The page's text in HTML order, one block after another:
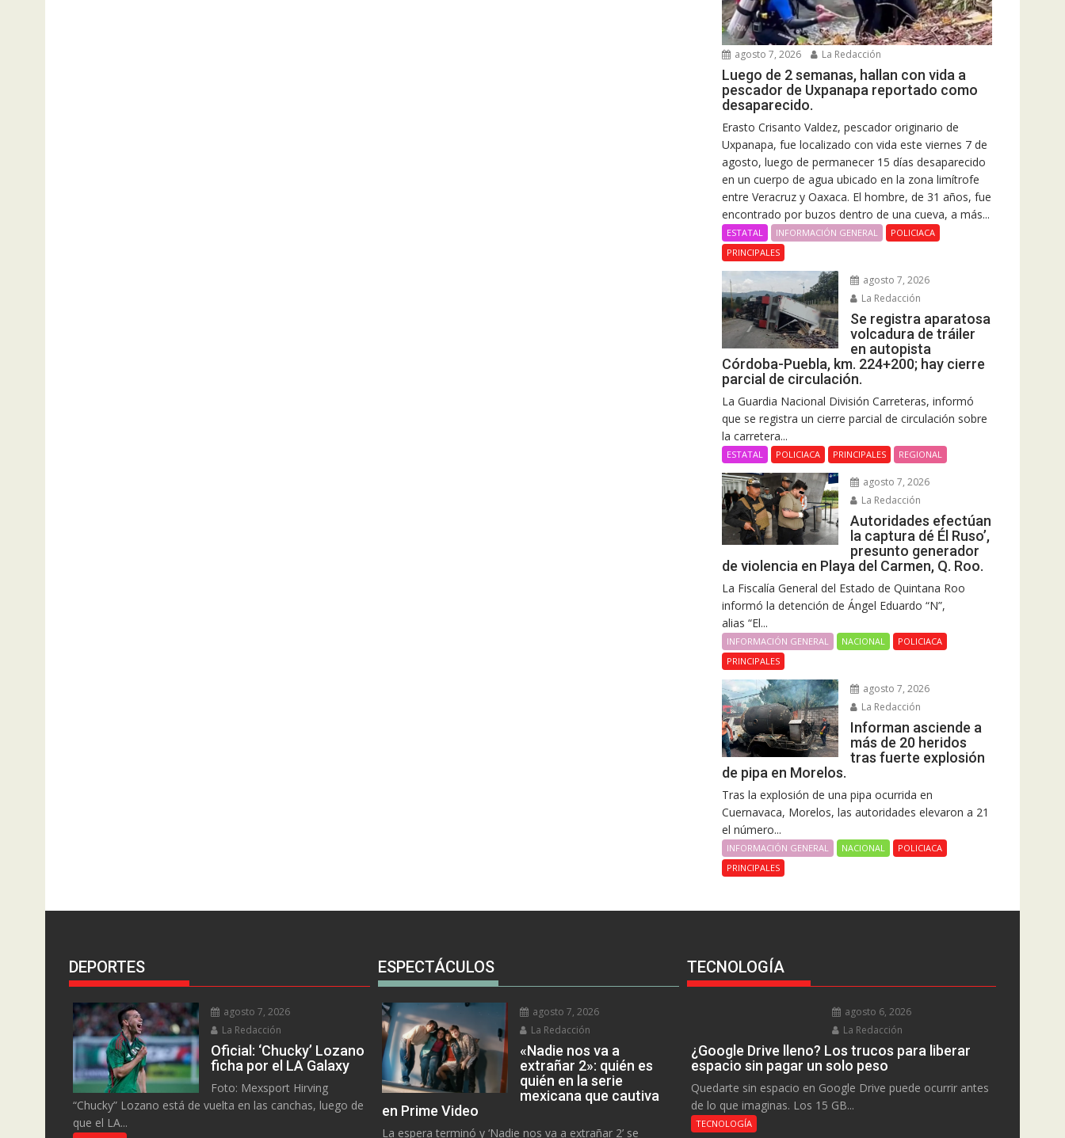
agosto 7, 2026 La Redacción
Luego de 2 semanas, hallan con vida a
pescador de Uxpanapa reportado como
desaparecido.
Erasto Crisanto Valdez, pescador originario de
Uxpanapa, fue localizado con vida este viernes 7 de
agosto, luego de permanecer 15 días desaparecido
en un cuerpo de agua ubicado en la zona limítrofe
entre Veracruz y Oaxaca. El hombre, de 31 años, fue
encontrado por buzos dentro de una cueva, a más...
ESTATAL INFORMACIÓN GENERAL
POLICIACA
PRINCIPALES
agosto 7, 2026
La Redacción
Se registra aparatosa
volcadura de tráiler
en autopista
Córdoba-Puebla, km. 224+200; hay cierre
parcial de circulación.
La Guardia Nacional División Carreteras, informó
que se registra un cierre parcial de circulación sobre
la carretera...
ESTATAL POLICIACA PRINCIPALES REGIONAL
agosto 7, 2026
La Redacción
Autoridades efectúan
la captura dé Él Ruso’,
presunto generador
de violencia en Playa del Carmen, Q. Roo.
La Fiscalía General del Estado de Quintana Roo
informó la detención de Ángel Eduardo “N”,
alias “El...
INFORMACIÓN GENERAL NACIONAL
POLICIACA
PRINCIPALES
agosto 7, 2026
La Redacción
Informan asciende a
más de 20 heridos
tras fuerte explosión
de pipa en Morelos.
Tras la explosión de una pipa ocurrida en
Cuernavaca, Morelos, las autoridades elevaron a 21
el número...
INFORMACIÓN GENERAL NACIONAL
POLICIACA
PRINCIPALES
DEPORTES
agosto 7, 2026
La Redacción
Oficial: ‘Chucky’ Lozano
ficha por el LA Galaxy
Foto: Mexsport Hirving
“Chucky” Lozano está de vuelta en las canchas, luego de
que el LA...
ESPECTÁCULOS
agosto 7, 2026
La Redacción
«Nadie nos va a
extrañar 2»: quién es
quién en la serie
mexicana que cautiva
en Prime Video
La espera terminó y ‘Nadie nos va a extrañar 2’ se
TECNOLOGÍA
agosto 6, 2026
La Redacción
¿Google Drive lleno? Los trucos para liberar
espacio sin pagar un solo peso
Quedarte sin espacio en Google Drive puede ocurrir antes
de lo que imaginas. Los 15 GB...
TECNOLOGÍA